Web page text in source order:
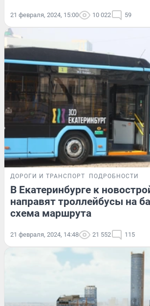
21 февраля, 2024, 15:00 10 022 59
ДОРОГИ И ТРАНСПОРТ ПОДРОБНОСТИ
В Екатеринбурге к
направят троллейбусы на
схема маршрута
21 февраля, 2024, 14:48 21 552 115